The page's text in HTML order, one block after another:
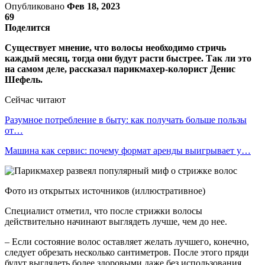
Опубликовано Фев 18, 2023
69
Поделится
Существует мнение, что волосы необходимо стричь
каждый месяц, тогда они будут расти быстрее. Так ли это
на самом деле, рассказал парикмахер-колорист Денис
Шефель.
Сейчас читают
Разумное потребление в быту: как получать больше пользы
от…
Машина как сервис: почему формат аренды выигрывает у…
Фото из открытых источников (иллюстративное)
Специалист отметил, что после стрижки волосы
действительно начинают выглядеть лучше, чем до нее.
– Если состояние волос оставляет желать лучшего, конечно,
следует обрезать несколько сантиметров. После этого пряди
будут выглядеть более здоровыми даже без использования